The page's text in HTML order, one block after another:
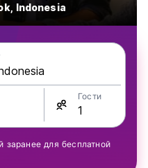
Indonesia
Гости
заранее для бесплатной